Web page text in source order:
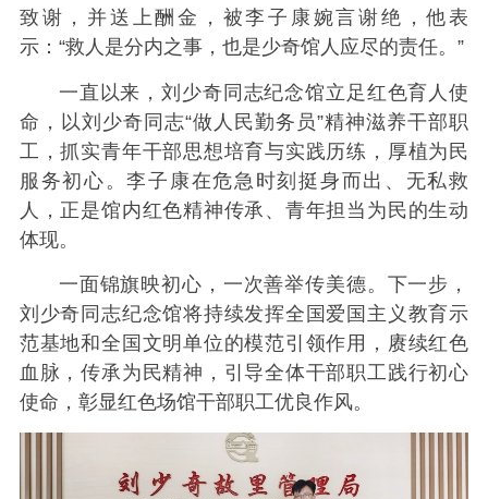
致谢，并送上酬金，被李子康婉言谢绝，他表
示：“救人是分内之事，也是少奇馆人应尽的责任。”
一直以来，刘少奇同志纪念馆立足红色育人使
命，以刘少奇同志“做人民勤务员”精神滋养干部职
工，抓实青年干部思想培育与实践历练，厚植为民
服务初心。李子康在危急时刻挺身而出、无私救
人，正是馆内红色精神传承、青年担当为民的生动
体现。
一面锦旗映初心，一次善举传美德。下一步，
刘少奇同志纪念馆将持续发挥全国爱国主义教育示
范基地和全国文明单位的模范引领作用，赓续红色
血脉，传承为民精神，引导全体干部职工践行初心
使命，彰显红色场馆干部职工优良作风。